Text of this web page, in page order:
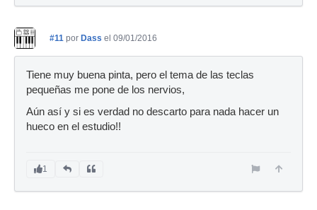
#11 por Dass el 09/01/2016
Tiene muy buena pinta, pero el tema de las teclas
pequeñas me pone de los nervios,
Aún así y si es verdad no descarto para nada hacer un
hueco en el estudio!!
1